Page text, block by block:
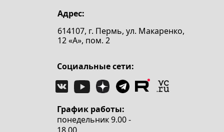
Социальные сети:
614107, г. Пермь, ул. Макаренко,
12 «А», пом. 2
Адрес:
График работы:
понедельник 9.00 -